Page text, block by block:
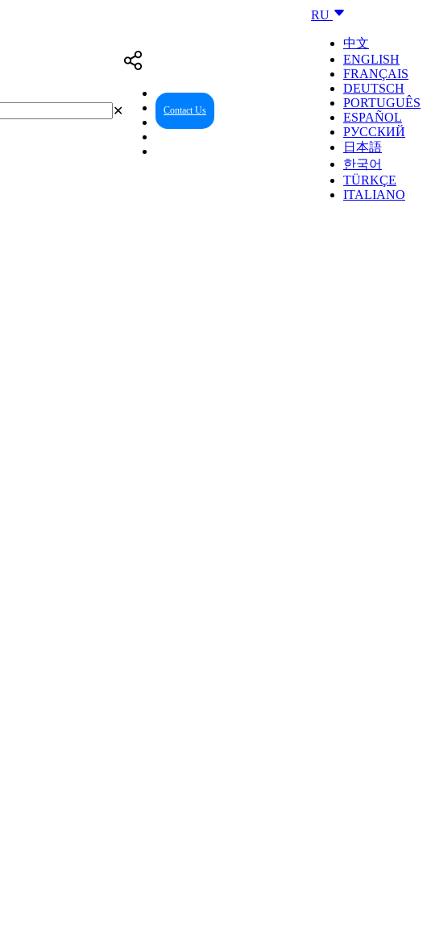
RU
中文
ENGLISH
FRANÇAIS
DEUTSCH
PORTUGUÊS
ESPAÑOL
РУССКИЙ
日本語
한국어
TÜRKÇE
ITALIANO
Contact Us
✕